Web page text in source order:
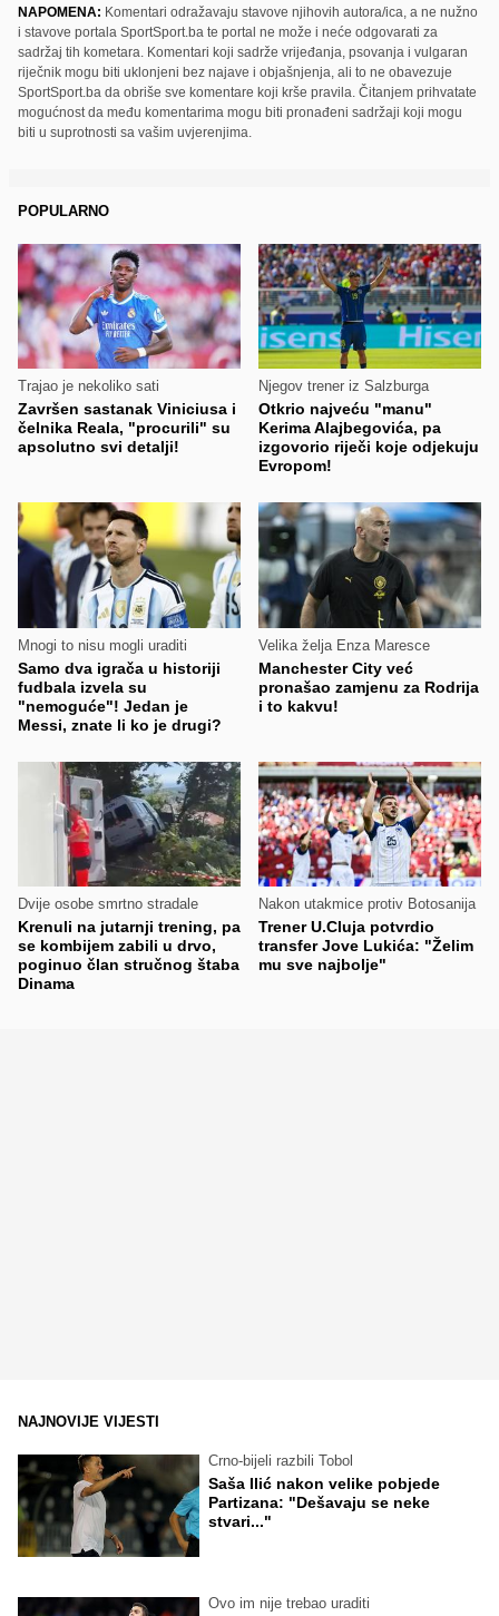
NAPOMENA: Komentari odražavaju stavove njihovih autora/ica, a ne nužno
i stavove portala SportSport.ba te portal ne može i neće odgovarati za
sadržaj tih kometara. Komentari koji sadrže vrijeđanja, psovanja i vulgaran
riječnik mogu biti uklonjeni bez najave i objašnjenja, ali to ne obavezuje
SportSport.ba da obriše sve komentare koji krše pravila. Čitanjem prihvatate
mogućnost da među komentarima mogu biti pronađeni sadržaji koji mogu
biti u suprotnosti sa vašim uvjerenjima.
POPULARNO
Trajao je nekoliko sati
Završen sastanak Viniciusa i
čelnika Reala, "procurili" su
apsolutno svi detalji!
Njegov trener iz Salzburga
Otkrio najveću "manu"
Kerima Alajbegovića, pa
izgovorio riječi koje odjekuju
Evropom!
Mnogi to nisu mogli uraditi
Samo dva igrača u historiji
fudbala izvela su
"nemoguće"! Jedan je
Messi, znate li ko je drugi?
Velika želja Enza Maresce
Manchester City već
pronašao zamjenu za Rodrija
i to kakvu!
Dvije osobe smrtno stradale
Krenuli na jutarnji trening, pa
se kombijem zabili u drvo,
poginuo član stručnog štaba
Dinama
Nakon utakmice protiv Botosanija
Trener U.Cluja potvrdio
transfer Jove Lukića: "Želim
mu sve najbolje"
NAJNOVIJE VIJESTI
Crno-bijeli razbili Tobol
Saša Ilić nakon velike pobjede
Partizana: "Dešavaju se neke
stvari..."
Ovo im nije trebao uraditi